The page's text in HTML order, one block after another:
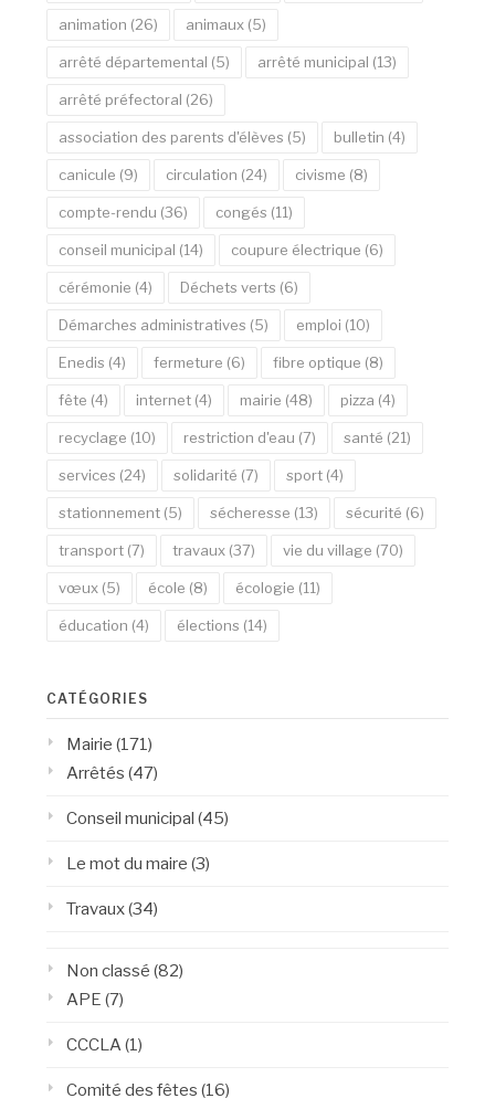
animation (26) animaux (5)
arrêté départemental (5) arrêté municipal (13)
arrêté préfectoral (26)
association des parents d'élèves (5) bulletin (4)
canicule (9) circulation (24) civisme (8)
compte-rendu (36) congés (11)
conseil municipal (14) coupure électrique (6)
cérémonie (4) Déchets verts (6)
Démarches administratives (5) emploi (10)
Enedis (4) fermeture (6) fibre optique (8)
fête (4) internet (4) mairie (48) pizza (4)
recyclage (10) restriction d'eau (7) santé (21)
services (24) solidarité (7) sport (4)
stationnement (5) sécheresse (13) sécurité (6)
transport (7) travaux (37) vie du village (70)
vœux (5) école (8) écologie (11)
éducation (4) élections (14)
CATÉGORIES
Mairie (171)
Arrêtés (47)
Conseil municipal (45)
Le mot du maire (3)
Travaux(34)
Non classé (82)
APE (7)
CCCLA (1)
Comité des fêtes (16)